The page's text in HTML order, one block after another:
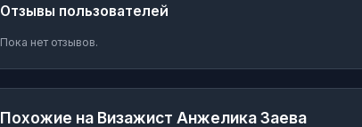
Отзывы пользователей
Пока нет отзывов.
Похожие на Визажист Анжелика Заева